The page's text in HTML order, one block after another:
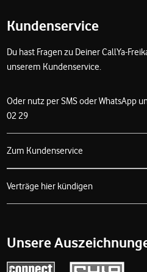
Kundenservice
Du hast Fragen zu Deiner CallYa-
unserem Kundenservice.
Oder nutz per SMS oder WhatsApp
02 29
Zum Kundenservice
Verträge hier kündigen
Unsere